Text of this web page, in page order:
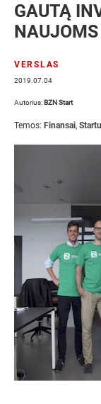
GAUTĄ
VERSLAS
2019.07.04
Autorius: BZN Start
Temos: Finansai,